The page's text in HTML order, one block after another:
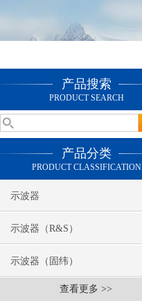
产品搜索
PRODUCT SEARCH
产品分类
PRODUCT CLASSIFICATION
示波器
示波器（R&S）
示波器（固纬）
查看更多 >>